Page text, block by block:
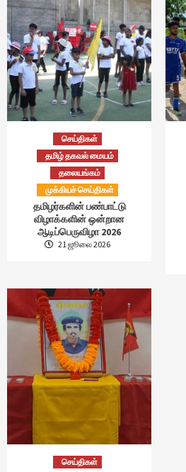
செய்திகள்
தமிழ் தகவல் மையம்
தலையங்கம்
முக்கியச் செய்திகள்
தமிழர்களின் பண்பாட்டு
விழாக்களின் ஒன்றான
ஆடிப்பெருவிழா 2026
21 ஜூலை 2026
செய்திகள்